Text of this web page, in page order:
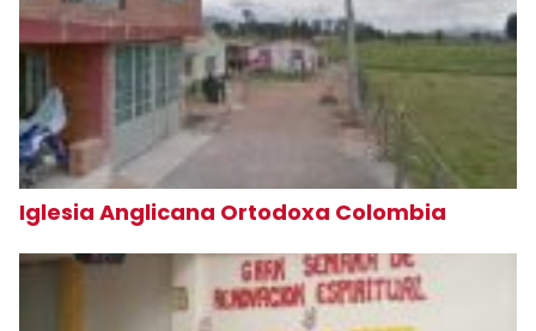
Iglesia Anglicana Ortodoxa Colombia